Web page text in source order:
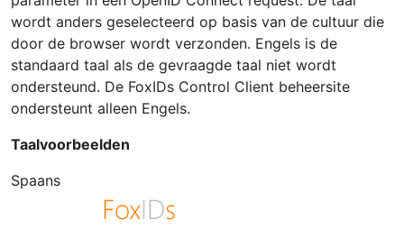
wordt anders geselecteerd op basis van de cultuur die
door de browser wordt verzonden. Engels is de
standaard taal als de gevraagde taal niet wordt
ondersteund. De FoxIDs Control Client beheersite
ondersteunt alleen Engels.
Taalvoorbeelden
Spaans